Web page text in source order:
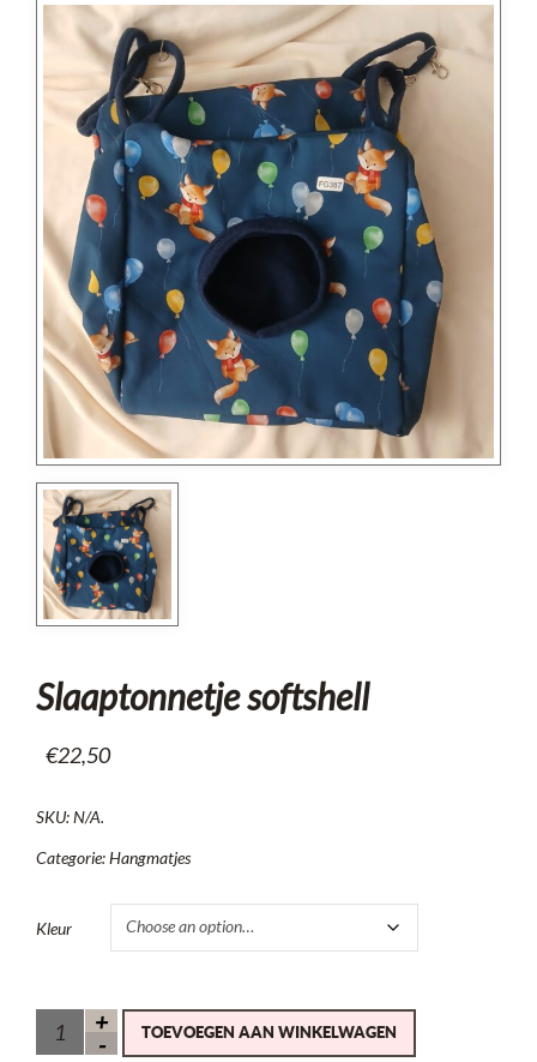
Slaaptonnetje softshell
€22,50
SKU:N/A.
Categorie:Hangmatjes
Kleur
TOEVOEGEN AAN WINKELWAGEN